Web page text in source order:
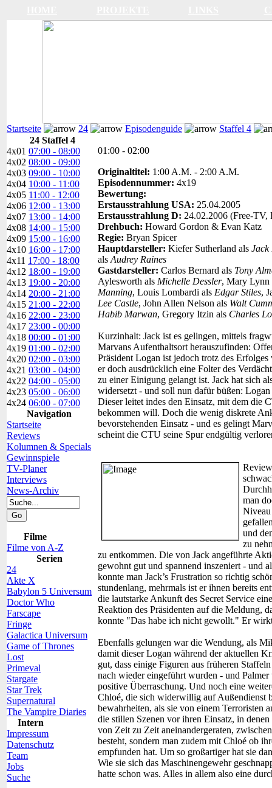
Startseite 24 Episodenguide
Staffel 4
24 Staffel 4
4x01 07:00 - 08:00
4x02 08:00 - 09:00
4x03 09:00 - 10:00
4x04 10:00 - 11:00
4x05 11:00 - 12:00
4x06 12:00 - 13:00
4x07 13:00 - 14:00
4x08 14:00 - 15:00
4x09 15:00 - 16:00
4x10 16:00 - 17:00
4x11 17:00 - 18:00
4x12 18:00 - 19:00
4x13 19:00 - 20:00
4x14 20:00 - 21:00
4x15 21:00 - 22:00
4x16 22:00 - 23:00
4x17 23:00 - 00:00
4x18 00:00 - 01:00
4x19 01:00 - 02:00
4x20 02:00 - 03:00
4x21 03:00 - 04:00
4x22 04:00 - 05:00
4x23 05:00 - 06:00
4x24 06:00 - 07:00
Navigation
Startseite
Reviews
Kolumnen & Specials
Gewinnspiele
TV-Planer
Interviews
News-Archiv
Filme
Filme von A-Z
Serien
24
Akte X
Babylon 5 Universum
Doctor Who
Farscape
Fringe
Galactica Universum
Game of Thrones
Lost
Primeval
Stargate
Star Trek
Supernatural
The Vampire Diaries
Intern
Impressum
Datenschutz
Team
Jobs
Suche
01:00 - 02:00
Originaltitel: 1:00 A.M. - 2:00 A.M.
Episodennummer: 4x19
Bewertung:
Erstausstrahlung USA: 25.04.2005
Erstausstrahlung D: 24.02.2006 (Free-TV,
Drehbuch: Howard Gordon & Evan Katz
Regie: Bryan Spicer
Hauptdarsteller: Kiefer Sutherland als Jack
als Audrey Raines
Gastdarsteller: Carlos Bernard als Tony
Aylesworth als Michelle Dessler, Mary Lynn
Manning, Louis Lombardi als Edgar Stiles,
Lee Castle, John Allen Nelson als Walt
Habib Marwan, Gregory Itzin als Charles
Kurzinhalt: Jack ist es gelingen, mittels
Marvans Aufenthaltsort herauszufinden:
Präsident Logan ist jedoch trotz des
er doch ausdrücklich eine Folter des
zu einer Einigung gelangt ist. Jack hat sich
widersetzt - und soll nun dafür büßen:
Dieser leitet indes den Einsatz, mit dem
bekommen will. Doch die wenig diskrete
bevorstehenden Einsatz - und es gelingt
scheint die CTU seine Spur endgültig
man
Niveau
und
zu
zu entkommen. Die von Jack angeführte
gewohnt gut und spannend inszeniert - und
konnte man Jack’s Frustration so richtig
stundenlang, mehrmals ist er ihnen bereits
die lautstarke Ankunft des Secret Service
Reaktion des Präsidenten auf die Meldung,
konnte "Das habe ich nicht gewollt." Er
Ebenfalls gelungen war die Wendung, als
damit dieser Logan während der aktuellen
gut, dass einige Figuren aus früheren
nach wieder eingeführt wurden - und
positive Überraschung. Und noch eine
Chloé, die sich widerwillig auf Außendienst
bewahrheiten, als sie von einem Terroristen
die stillen Szenen vor ihren Einsatz, in
von Zeit zu Zeit aneinandergeraten,
besteht, sondern man zudem mit Chloé ob
empfunden hat. Um so großartiger hat sie
Wie sie sich das Maschinengewehr
hatte schon was. Alles in allem also eine